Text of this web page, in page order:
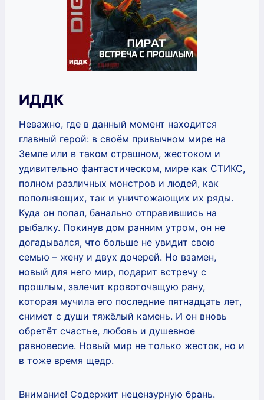
ИДДК
Неважно, где в данный момент находится
главный герой: в своём привычном мире на
Земле или в таком страшном, жестоком и
удивительно фантастическом, мире как СТИКС,
полном различных монстров и людей, как
пополняющих, так и уничтожающих их ряды.
Куда он попал, банально отправившись на
рыбалку. Покинув дом ранним утром, он не
догадывался, что больше не увидит свою
семью – жену и двух дочерей. Но взамен,
новый для него мир, подарит встречу с
прошлым, залечит кровоточащую рану,
которая мучила его последние пятнадцать лет,
снимет с души тяжёлый камень. И он вновь
обретёт счастье, любовь и душевное
равновесие. Новый мир не только жесток, но и
в тоже время щедр.
Внимание! Содержит нецензурную брань.